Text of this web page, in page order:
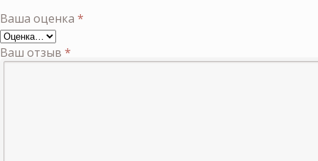
Ваша оценка *
Ваш отзыв *